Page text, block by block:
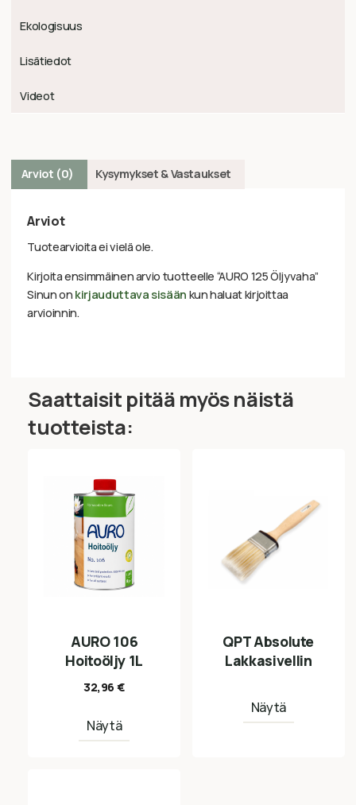
Ekologisuus
Lisätiedot
Videot
Arviot (0) Kysymykset & Vastaukset
Arviot
Tuotearvioita ei vielä ole.
Kirjoita ensimmäinen arvio tuotteelle “AURO 125 Öljyvaha”
Sinun on kirjauduttava sisään kun haluat kirjoittaa
arvioinnin.
Saattaisit pitää myös näistä
tuotteista:
AURO 106
Hoitoöljy 1L
32,96 €
Näytä
QPT Absolute
Lakkasivellin
Näytä